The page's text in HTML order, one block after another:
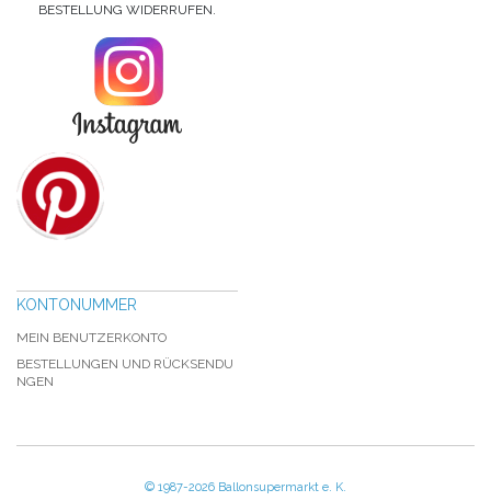
BESTELLUNG WIDERRUFEN.
KONTONUMMER
MEIN BENUTZERKONTO
BESTELLUNGEN UND RÜCKSENDU
NGEN
© 1987-2026 Ballonsupermarkt e. K.